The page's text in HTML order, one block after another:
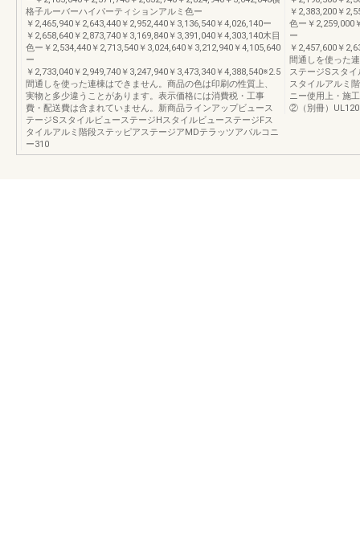
格子ルーバーハイパーティションアルミ色ー
￥2,465,940￥2,643,440￥2,952,440￥3,136,540￥4,026,140ー
￥2,658,640￥2,873,740￥3,169,840￥3,391,040￥4,303,140木目
色ー￥2,534,440￥2,713,540￥3,024,640￥3,212,940￥4,105,640
ー
￥2,733,040￥2,949,740￥3,247,940￥3,473,340￥4,388,540※2.5
間通しを使った連棟はできません。商品の色は印刷の性質上、
実物と多少違うことがあります。表示価格には消費税・工事
費・配送費は含まれていません。新商品ラインアップビュース
テージSスタイルビューステージHスタイルビューステージFス
タイルアルミ階段ステッピアステージアMDテラッツアバルコニ
ー310
￥2,383,200￥
色ー￥2,259,000
ー
￥2,457,600￥
間通しを使った
ステージSスタ
スタイルアルミ
ニー使用上・施
②（別冊）